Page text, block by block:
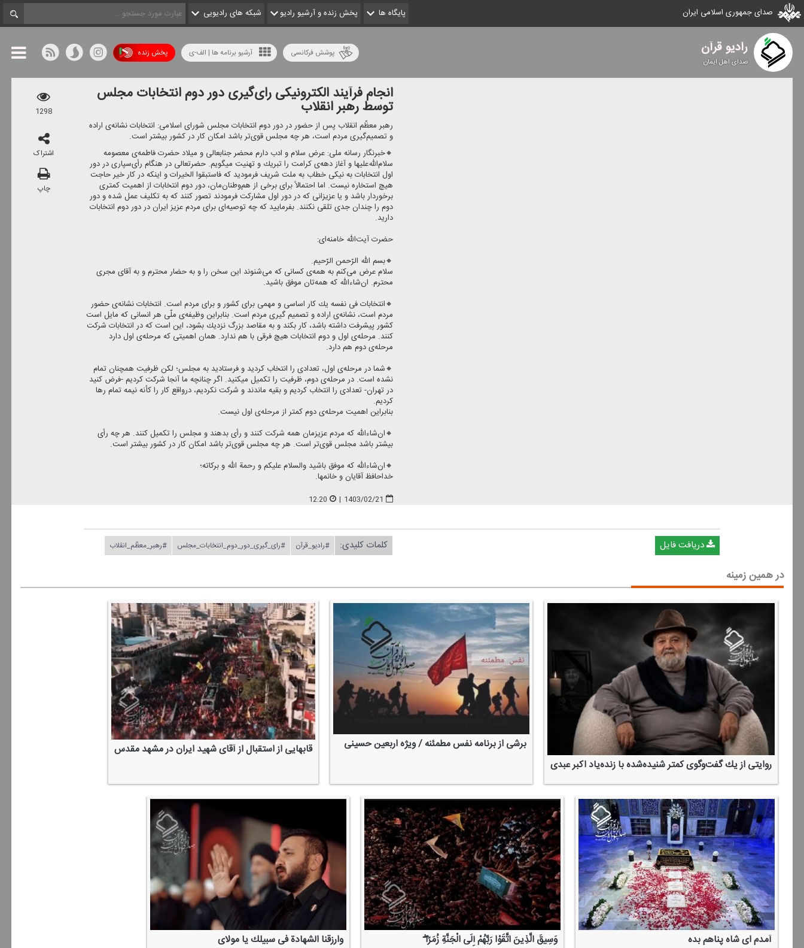
صدای جمهوری اسلامی ایران پایگاه ها پخش زنده و آرشیو رادیو شبکه های رادیویی
رادیو قرآن
صدای اهل ایمان
پخش زنده آرشیو برنامه ها | الف-ی پوشش فرکانسی
انجام فرآیند الكترونیكی رای‌گیری دور دوم انتخابات مجلس
توسط رهبر انقلاب
رهبر معظّم انقلاب پس از حضور در دور دوم انتخابات مجلس شورای اسلامی: انتخابات نشانه‌ی اراده
و تصمیم‌گیری مردم است، هر چه مجلس قوی‌تر باشد امكان كار در كشور بیشتر است.
🔸خبرنگار رسانه ملی: عرض سلام و ادب دارم محضر جنابعالی و میلاد حضرت فاطمه‌ی معصومه
سلام‌الله‌علیها و آغاز دهه‌ی كرامت را تبریك و تهنیت میگویم. حضرتعالی در هنگام رأی‌سپاری در دور
اول انتخابات به نیكی خطاب به ملت شریف فرمودید كه فاستبقوا الخیرات و اینكه در كار خیر حاجت
هیچ استخاره نیست. اما احتمالاً برای برخی از هم‌وطنان‌مان، دور دوم انتخابات از اهمیت كمتری
برخوردار باشد و یا عزیزانی كه در دور اول مشاركت فرمودند تصور كنند كه به تكلیف عمل شده و دور
دوم را چندان جدی تلقی نكنند. بفرمایید كه چه توصیه‌ای برای مردم عزیز ایران در دور دوم انتخابات
دارید.
حضرت آیت‌الله خامنه‌ای:
🔸بسم الله الرّحمن الرّحیم.
سلام عرض می‌كنم به همه‌ی كسانی كه می‌شنوند این سخن را و به حضار محترم و به آقای مجری
محترم. ان‌شاءالله كه همه‌تان موفق باشید.
🔸انتخابات فی نفسه یك كار اساسی و مهمی برای كشور و برای مردم است. انتخابات نشانه‌ی حضور
مردم است، نشانه‌ی اراده و تصمیم گیری مردم است. بنابراین وظیفه‌ی ملّی هر انسانی كه مایل است
كشور پیشرفت داشته باشد، كار بكند و به مقاصد بزرگ نزدیك بشود، این است كه در انتخابات شركت
كنند. مرحله‌ی اول و دوم انتخابات هیچ فرقی با هم ندارد. همان اهمیتی كه مرحله‌ی اول دارد
مرحله‌ی دوم هم دارد.
🔸شما در مرحله‌ی اول، تعدادی را انتخاب كردید و فرستادید به مجلس؛ لكن ظرفیت همچنان تمام
نشده است. در مرحله‌ی دوم، ظرفیت را تكمیل میكنید. اگر چنانچه ما آنجا شركت كردیم -فرض كنید
در تهران- تعدادی را انتخاب كردیم و بقیه ماندند و شركت نكردیم، درواقع كار را كأنه نیمه تمام رها
كردیم.
بنابراین اهمیت مرحله‌ی دوم كمتر از مرحله‌ی اول نیست.
🔸ان‌شاءالله كه مردم عزیزمان همه شركت كنند و رأی بدهند و مجلس را تكمیل كنند. هر چه رأی
بیشتر باشد مجلس قوی‌تر است. هر چه مجلس قوی‌تر باشد امكان كار در كشور بیشتر است.
🔸ان‌شاءالله كه موفق باشید والسلام علیكم و رحمة الله و بركاته؛
خداحافظ آقایان و خانمها.
1403/02/21
|
12:20
1298
اشتراک
چاپ
دریافت فایل کلمات کلیدی: #رادیو_قرآن #رای_گیری_دور_دوم_انتخابات_مجلس #رهبر_معظّم_انقلاب
در همین زمینه
روایتی از یك گفت‌وگوی كمتر شنیده‌شده با زنده‌یاد اكبر عبدی
برشی از برنامه نفس مطمئنه / ویژه اربعین حسینی قابهایی از استقبال از آقای شهید ایران در مشهد مقدس
آمدم ای شاه پناهم بده وَسِیقَ الَّذِینَ اتَّقَوْا رَبَّهُمْ إِلَی الْجَنَّةِ زُمَرًا ۖ وارزقنا الشهادة فی سبیلك یا مولای